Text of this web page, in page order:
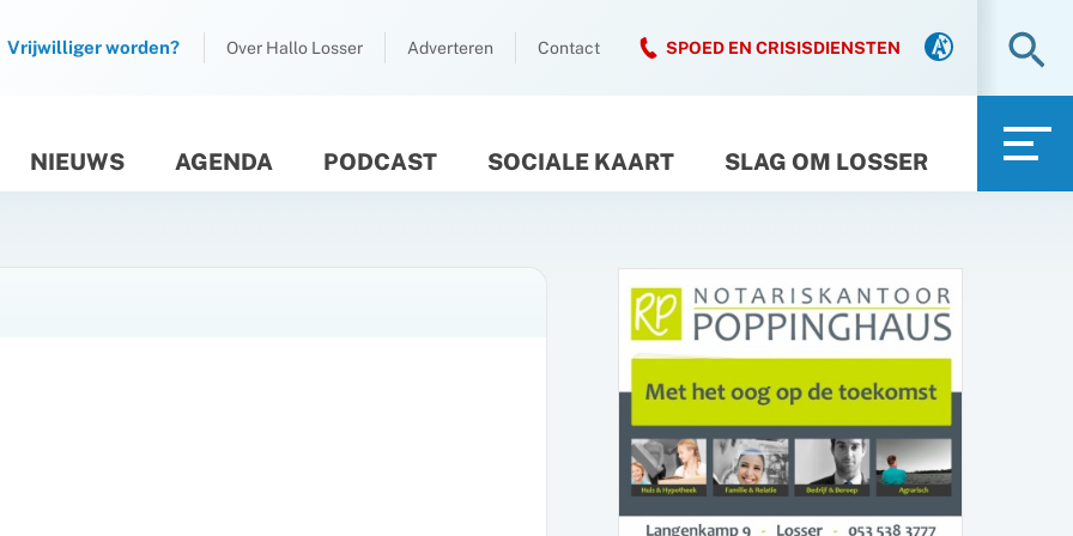
Vrijwilliger worden? Over Hallo Losser Adverteren Contact SPOED EN CRISISDIENSTEN
NIEUWS AGENDA PODCAST SOCIALE KAART SLAG OM LOSSER